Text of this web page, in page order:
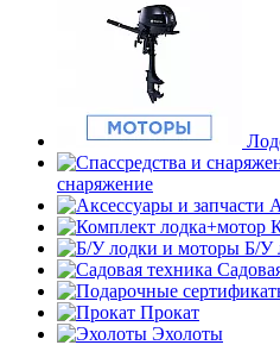
снаряжение
Б/У
Прокат
Эхолоты